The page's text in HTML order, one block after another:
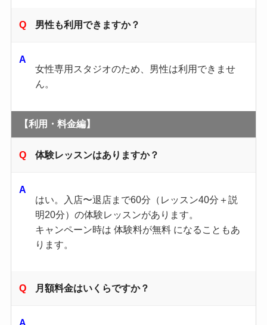
男性も利用できますか？
女性専用スタジオのため、男性は利用できませ
ん。
【利用・料金編】
体験レッスンはありますか？
はい。入店〜退店まで60分（レッスン40分＋説
明20分）の体験レッスンがあります。
キャンペーン時は 体験料が無料 になることもあ
ります。
月額料金はいくらですか？